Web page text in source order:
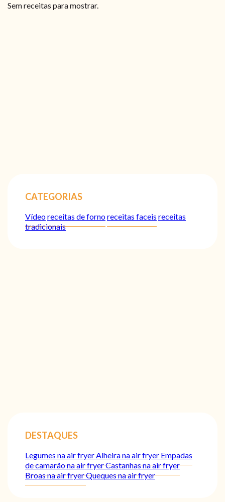
Sem receitas para mostrar.
CATEGORIAS
Vídeoreceitas de fornoreceitas faceis receitas
tradicionais
DESTAQUES
Legumes na air fryerAlheira na air fryer Empadas
de camarão na air fryerCastanhas na air fryer
Broas na air fryerQueques na air fryer